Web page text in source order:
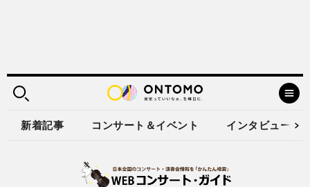
新着記事 コンサート＆イベント インタビュー